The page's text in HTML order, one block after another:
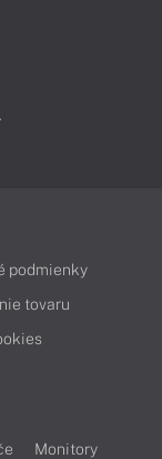
podmienky
tovaru
Monitory